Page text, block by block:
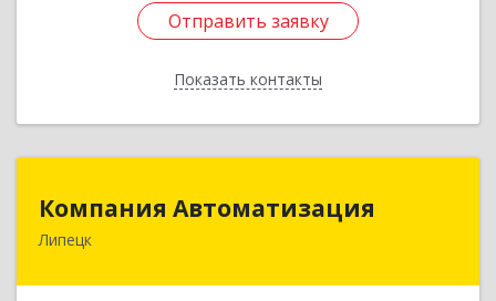
Отправить заявку
Показать контакты
Отправить заявку
Назад
Компания Автоматизация
Липецк398001, Липецкая обл, Липецк г, Победы пл,